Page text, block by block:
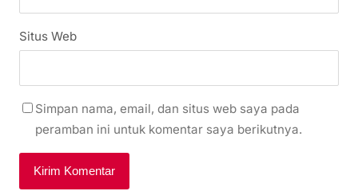
Situs Web
Simpan nama, email, dan situs web saya pada
peramban ini untuk komentar saya berikutnya.